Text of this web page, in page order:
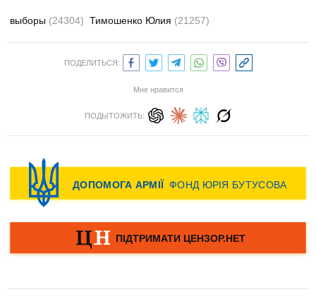
выборы (24304) Тимошенко Юлия (21257)
ПОДЕЛИТЬСЯ:
Мне нравится
ПОДЫТОЖИТЬ: